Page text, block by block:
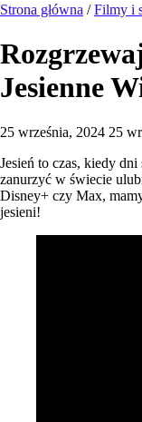
Strona główna /Filmy i
Jesienne
25 września, 2024 25
Jesień to czas, kiedy
zanurzyć w świecie
Disney+ czy Max,
jesieni!